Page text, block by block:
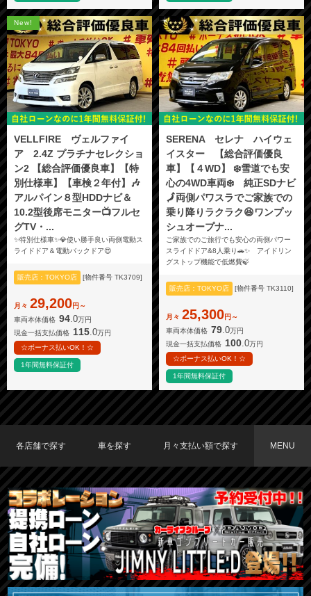
New!
VELLFIRE ヴェルファイ
ア 2.4Z プラチナセレクショ
ン2 【総合評価優良車】【特
別仕様車】【車検２年付】🎶
アルパイン８型HDDナビ＆
10.2型後席モニター📺フルセ
グTV・...
✨特別仕様車✨💎使い勝手良い両側電動ス
ライドドア＆電動バックドア😍
販売店：TOKYO店 [物件番号 TK3709]
月々 29,200円～
車両本体価格 94.0万円
現金一括支払価格 115 .0万円
☆ボーナス払いOK！☆
1年間無料保証付
SERENA セレナ ハイウェ
イスター 【総合評価優良
車】【４WD】 ❄️雪道でも安
心の4WD車両❄️ 純正SDナビ
🗾両側パワスラでご家族での
乗り降りラクラク😆ワンプッ
シュオープナ...
ご家族でのご旅行でも安心の両側パワー
スライドドア&8人乗り🚗✨ アイドリン
グストップ機能で低燃費🍃
販売店：TOKYO店 [物件番号 TK3110]
月々 25,300円～
車両本体価格 79.0万円
現金一括支払価格 100 .0万円
☆ボーナス払いOK！☆
1年間無料保証付
各店舗で探す
TOKYO店在庫車両
大阪店在庫車両
福岡店在庫車両
車を探す
車種で探す
メーカーで探す
月々支払い額で探す
〜19,999円
20,000円〜29,999円
30,000円〜39,999円
40,000円〜49,999円
50,000円〜
MENU